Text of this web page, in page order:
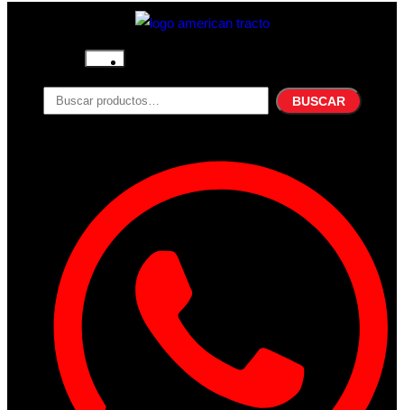
Nosotros
Productos
Refrigerante
Lubricantes
Contacto
Acceder
Iniciar Sesion
Registro
Restablecer la contraseña
BUSCAR